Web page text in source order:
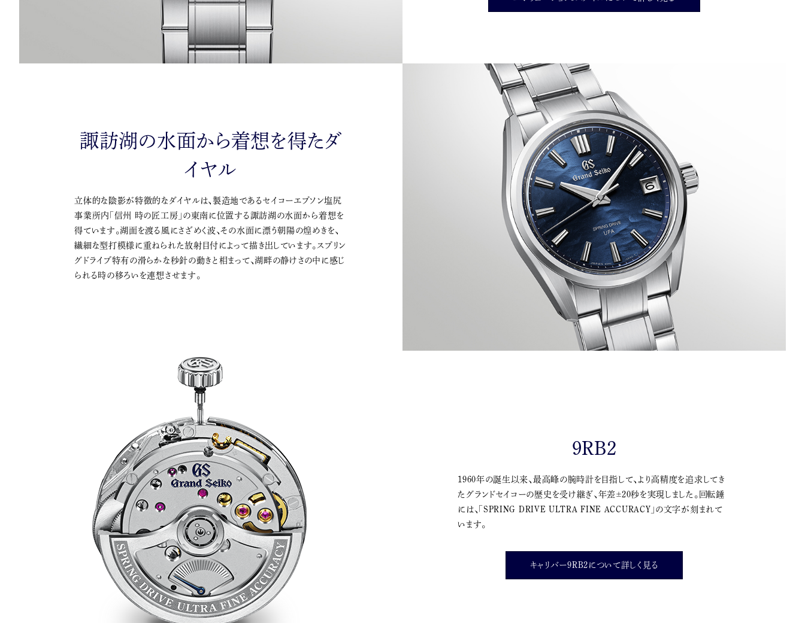
諏訪湖の水面から着想を得たダ
イヤル
立体的な陰影が特徴的なダイヤルは、製造地であるセイコーエプソン塩尻
事業所内「信州 時の匠工房」の東南に位置する諏訪湖の水面から着想を
得ています。湖面を渡る風にさざめく波、その水面に漂う朝陽の煌めきを、
繊細な型打模様に重ねられた放射目付によって描き出しています。スプリン
グドライブ特有の滑らかな秒針の動きと相まって、湖畔の静けさの中に感じ
られる時の移ろいを連想させます。
9RB2
1960年の誕生以来、最高峰の腕時計を目指して、より高精度を追求してき
たグランドセイコーの歴史を受け継ぎ、年差±20秒を実現しました。回転錘
には、「SPRING DRIVE ULTRA FINE ACCURACY」の文字が刻まれて
います。
キャリバー9RB2について詳しく見る